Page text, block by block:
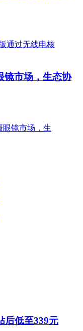
镜市场，生态协
后低至339元